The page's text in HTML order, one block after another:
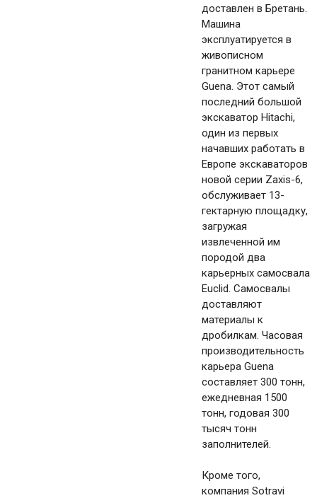
доставлен в Бретань.
Машина
эксплуатируется в
живописном
гранитном карьере
Guena. Этот самый
последний большой
экскаватор Hitachi,
один из первых
начавших работать в
Европе экскаваторов
новой серии Zaxis-6,
обслуживает 13-
гектарную площадку,
загружая
извлеченной им
породой два
карьерных самосвала
Euclid. Самосвалы
доставляют
материалы к
дробилкам. Часовая
производительность
карьера Guena
составляет 300 тонн,
ежедневная 1500
тонн, годовая 300
тысяч тонн
заполнителей.
Кроме того,
компания Sotravi